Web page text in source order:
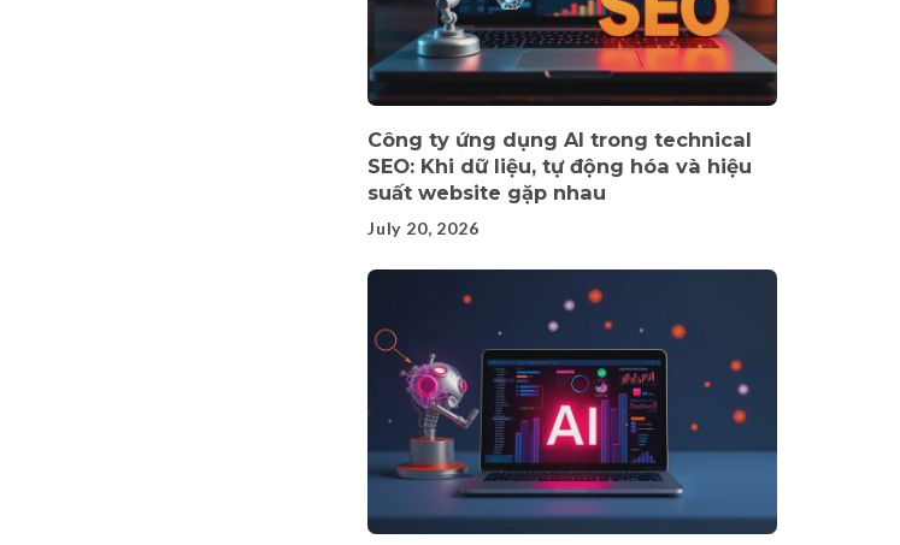
Công ty ứng dụng AI trong technical
SEO: Khi dữ liệu, tự động hóa và hiệu
suất website gặp nhau
July 20, 2026